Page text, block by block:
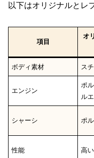
以下はオリジナルとレ
項目
オ
ボディ素材 ス
エンジン
ポ
ル
シャーシ ポ
性能 高